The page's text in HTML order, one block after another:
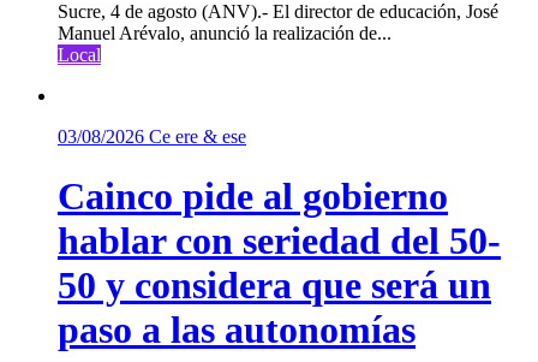
Sucre, 4 de agosto (ANV).- El director de educación, José
Manuel Arévalo, anunció la realización de...
Local
03/08/2026 Ce ere & ese
Cainco pide al gobierno
hablar con seriedad del 50-
50 y considera que será un
paso a las autonomías